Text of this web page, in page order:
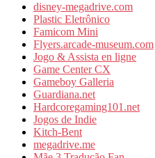
disney-megadrive.com
Plastic Eletrônico
Famicom Mini
Flyers.arcade-museum.com
Jogo & Assista en ligne
Game Center CX
Gameboy Galleria
Guardiana.net
Hardcoregaming101.net
Jogos de Indie
Kitch-Bent
megadrive.me